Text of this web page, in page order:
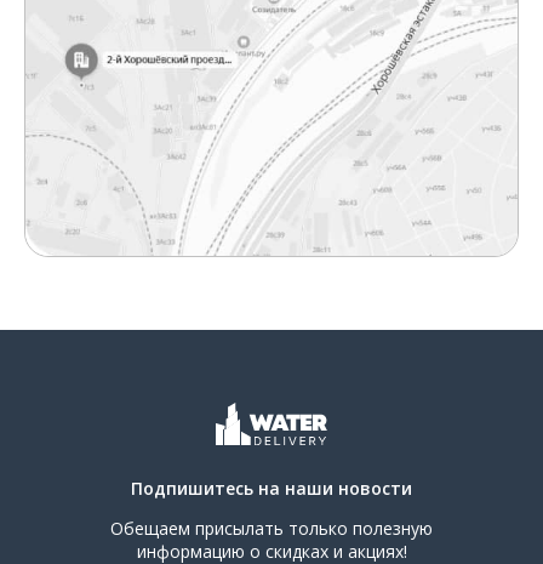
Подпишитесь на наши новости
Обещаем присылать только полезную
информацию о скидках и акциях!